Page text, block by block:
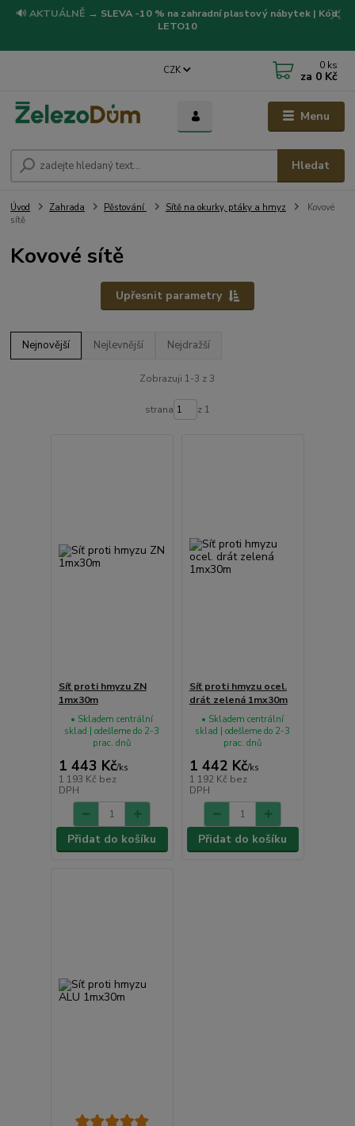
🔊 AKTUÁLNĚ → SLEVA -10 % na zahradní plastový nábytek | Kód:
LETO10
Menu
CZK
Hledat
0 ks
za 0 Kč
Úvod Zahrada Pěstování Sítě na okurky, ptáky a hmyz
Kovové
sítě
Kovové sítě
Upřesnit parametry
Nejnovější Nejlevnější Nejdražší
Zobrazuji 1-3 z 3
strana z 1
Síť proti hmyzu ZN
1mx30m
1 443 Kč/ks
1 193 Kč bez
DPH
• Skladem centrální
sklad | odešleme do 2-3
prac. dnů
Přidat do košíku
Síť proti hmyzu ocel.
drát zelená 1mx30m
1 442 Kč/ks
1 192 Kč bez
DPH
• Skladem centrální
sklad | odešleme do 2-3
prac. dnů
Přidat do košíku